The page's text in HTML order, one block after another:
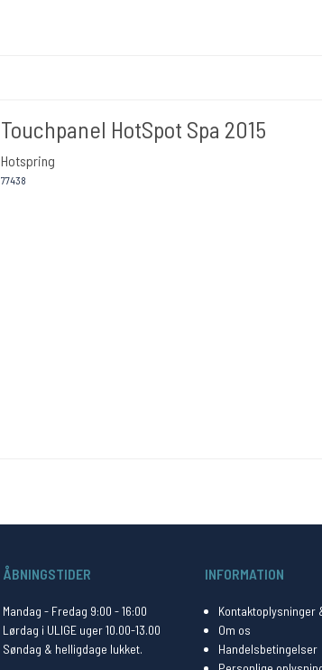
Touchpanel HotSpot Spa 2015
Hotspring
77438
ÅBNINGSTIDER
Mandag - Fredag 9:00 - 16:00
Lørdag i ULIGE uger 10.00-13.00
Søndag & helligdage lukket.
INFORMATION
Kontaktoplysninger
Om os
Handelsbetingelser